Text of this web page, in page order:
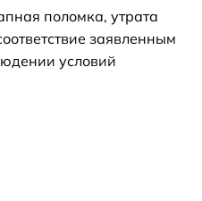
поломка, утрата
заявленным
условий